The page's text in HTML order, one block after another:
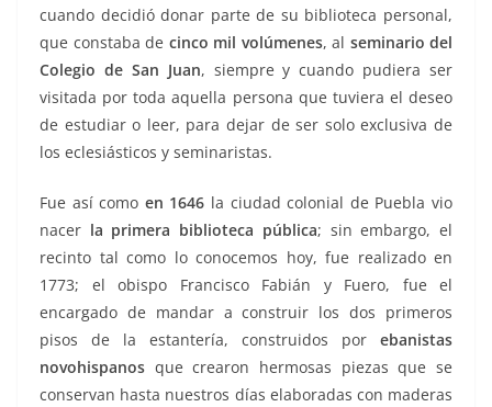
cuando decidió donar parte de su biblioteca personal,
que constaba de cinco mil volúmenes, al seminario del
Colegio de San Juan, siempre y cuando pudiera ser
visitada por toda aquella persona que tuviera el deseo
de estudiar o leer, para dejar de ser solo exclusiva de
los eclesiásticos y seminaristas.
Fue así como en 1646 la ciudad colonial de Puebla vio
nacer la primera biblioteca pública; sin embargo, el
recinto tal como lo conocemos hoy, fue realizado en
1773; el obispo Francisco Fabián y Fuero, fue el
encargado de mandar a construir los dos primeros
pisos de la estantería, construidos por ebanistas
novohispanos que crearon hermosas piezas que se
conservan hasta nuestros días elaboradas con maderas